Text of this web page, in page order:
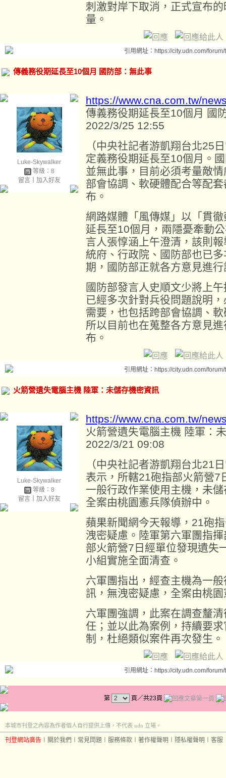
刺激對岸下取消，正式宣布
量。
引用網址：https://city.udn.com/
傳義務役期延長至10個月 國防部：無此事
Luke-Skywalker
等級：8
留言｜ 加入好友
https://www.cna.com.tw/
傳義務役期延長至10個月 國
2022/3/25 12:55
（中央社記者游凱翔台北25
定義務役期延長至10個月。
並無此事，目前必須考量敵
部會協調、軟硬體配合等配
布。
網路媒體「風傳媒」以「貫
延長至10個月，兩隱憂牽動
言人張惇涵上午澄清，該則
統府、行政院、國防部也已
期，國防部正就各方意見進
國防部發言人史順文少將上
已經多次針對兵役問題說明
需要，也包括跨部會協調、
所以目前也在蒐整各方意見
布。
引用網址：https://city.udn.com/
火箭營遺失電腦主機 陸軍：未儲存機密資訊
Luke-Skywalker
等級：8
留言｜ 加入好友
https://www.cna.com.tw/
火箭營遺失電腦主機 陸軍：
2022/3/21 09:08
（中央社記者游凱翔台北21
表示，所轄21砲指部火箭營7
一般行政作業使用主機，未
全案由桃園憲兵隊偵辦中。
蘋果新聞網今天報導，21砲
洩密疑慮。陸軍第六軍團指
部火箭營7日經單位發現遺失
小組實施全面清查。
六軍團指出，經查主機為一
訊，無洩密疑慮，全案由桃
六軍團強調，此案在調查釐
任；並以此為案例，持續要
制，杜絕類似案件再次發生。
引用網址：https://city.udn.com/
第 頁／共23頁
本城市刊登之內容為作者個人自行提供上傳，不代表 udn 立場。
刊登網站廣告 關於我們 常見問題 服務條款 著作權聲明 隱私權聲明 客服